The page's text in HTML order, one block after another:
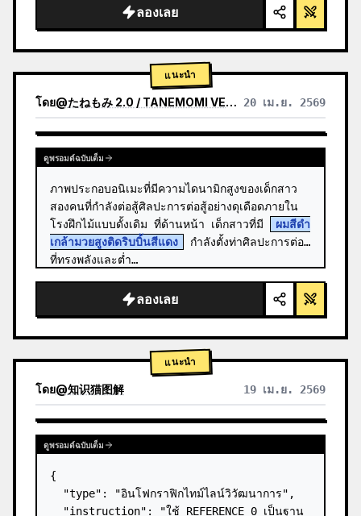
    "background": "ด้านซ้ายแสดงหน้าจอที่มี
ข้อความ '{argument n…
ลองเลย
แนะนำ
โดย@たねもみ 2.0 / TANEMOMI VER2.0 20 เม.ย. 2569
ดูพรอมต์ฉบับเต็ม
ภาพประกอบอนิเมะที่มีความไดนามิกสูงของเด็กสาว
สองคนที่กำลังต่อสู้ศิลปะการต่อสู้อย่างดุเดือดภายใน
โรงฝึกไม้แบบดั้งเดิม ที่ด้านหน้า เด็กสาวที่มี
ผมสีดำ
เกล้ามวยสูงติดริบบิ้นสีแดง
กำลังตั้งท่าศิลปะการต่อสู้
ที่ทรงพลังและต่ำ…
ลองเลย
แนะนำ
โดย@知识猫图解 19 เม.ย. 2569
ดูพรอมต์ฉบับเต็ม
{
  "type": "อินโฟกราฟิกไทม์ไลน์วิวัฒนาการ",
  "instruction": "ใช้ REFERENCE_0 เป็นฐาน